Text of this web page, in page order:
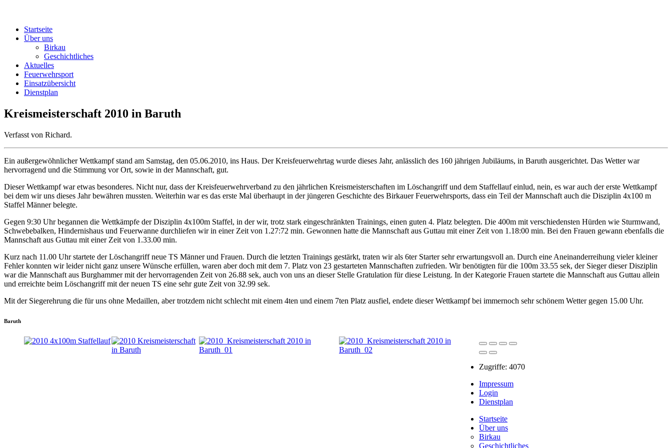
Startseite
Über uns
Birkau
Geschichtliches
Aktuelles
Feuerwehrsport
Einsatzübersicht
Dienstplan
Kreismeisterschaft 2010 in Baruth
Verfasst von Richard.
Ein außergewöhnlicher Wettkampf stand am Samstag, den 05.06.2010, ins Haus. Der Kreisfeuerwehrtag wurde dieses Jahr, anlässlich des 160 jährigen Jubiläums, in Baruth ausgerichtet. Das Wetter war
hervorragend und die Stimmung vor Ort, sowie in der Mannschaft, gut.
Dieser Wettkampf war etwas besonderes. Nicht nur, dass der Kreisfeuerwehrverband zu den jährlichen Kreismeisterschaften im Löschangriff und dem Staffellauf einlud, nein, es war auch der erste Wettkampf
bei dem wir uns dieses Jahr bewähren mussten. Weiterhin war es das erste Mal überhaupt in der jüngeren Geschichte des Birkauer Feuerwehrsports, dass ein Teil der Mannschaft auch die Disziplin 4x100 m
Staffel Männer belegte.
Gegen 9:30 Uhr begannen die Wettkämpfe der Disziplin 4x100m Staffel, in der wir, trotz stark eingeschränkten Trainings, einen guten 4. Platz belegten. Die 400m mit verschiedensten Hürden wie Sturmwand,
Schwebebalken, Hindernishaus und Feuerwanne durchliefen wir in einer Zeit von 1.27:72 min. Gewonnen hatte die Mannschaft aus Guttau mit einer Zeit von 1.18:00 min. Bei den Frauen gewann ebenfalls die
Mannschaft aus Guttau mit einer Zeit von 1.33.00 min.
Kurz nach 11.00 Uhr startete der Löschangriff neue TS Männer und Frauen. Durch die letzten Trainings gestärkt, traten wir als 6ter Starter sehr erwartungsvoll an. Durch eine Aneinanderreihung vieler kleiner
Fehler konnten wir leider nicht ganz unsere Wünsche erfüllen, waren aber doch mit dem 7. Platz von 23 gestarteten Mannschaften zufrieden. Wir benötigten für die 100m 33.55 sek, der Sieger dieser Disziplin
war die Mannschaft aus Burghammer mit der hervorragenden Zeit von 26.88 sek, auch von uns an dieser Stelle Gratulation für diese Leistung. In der Kategorie Frauen startete die Mannschaft aus Guttau allein
und erreichte beim Löschangriff mit der neuen TS eine sehr gute Zeit von 32.99 sek.
Mit der Siegerehrung die für uns ohne Medaillen, aber trotzdem nicht schlecht mit einem 4ten und einem 7ten Platz ausfiel, endete dieser Wettkampf bei immernoch sehr schönem Wetter gegen 15.00 Uhr.
Baruth
Zugriffe: 4070
Impressum
Login
Dienstplan
Startseite
Über uns
Birkau
Geschichtliches